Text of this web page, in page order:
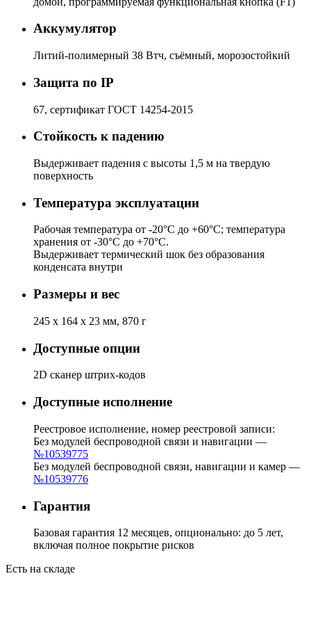
Аккумулятор
Литий-полимерный 38 Втч, съёмный, морозостойкий
Защита по IP
67, сертификат ГОСТ 14254-2015
Стойкость к падению
Выдерживает падения с высоты 1,5 м на твердую
поверхность
Температура эксплуатации
Рабочая температура от -20°C до +60°С; температура
хранения от -30°C до +70°C.
Выдерживает термический шок без образования
конденсата внутри
Размеры и вес
245 x 164 x 23 мм, 870 г
Доступные опции
2D сканер штрих-кодов
Доступные исполнение
Реестровое исполнение, номер реестровой записи:
Без модулей беспроводной связи и навигации —
№10539775
Без модулей беспроводной связи, навигации и камер —
№10539776
Гарантия
Базовая гарантия 12 месяцев, опционально: до 5 лет,
включая полное покрытие рисков
Есть на складе